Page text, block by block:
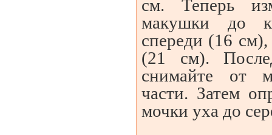
см. Теперь
макушки до
спереди (16
(21 см).
снимайте от
части. Затем
мочки уха до